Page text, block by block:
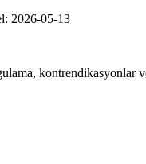
2026-05-13
kontrendikasyonlar